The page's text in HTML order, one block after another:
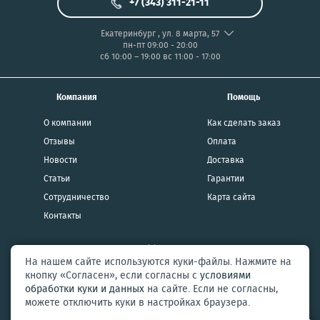
Помощь
Как сделать заказ
Оплата
Доставка
Гарантии
Карта сайта
Компания
О компании
Отзывы
Новости
Статьи
Сотрудничество
Контакты
Екатеринбург, ул. 8 марта, 57
пн-пт 09:00 - 20:00
сб 10:00 – 19:00 вс 11:00 - 17:00
2026 AXMOBI Copyright Все права защищены
Политика конфиденциальности и
пользовательское соглашение
На нашем сайте используются куки-файлы. Нажмите на
кнопку «Согласен», если согласны с условиями
обработки куки и данных на сайте. Если не согласны,
можете отключить куки в настройках браузера.